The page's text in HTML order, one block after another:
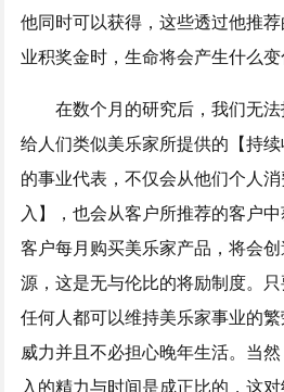
他同时可以获得，这些透过他推
业积奖金时，生命将会产生什么变
在数个月的研究后，我们无
给人们类似美乐家所提供的【持
的事业代表，不仅会从他们个人
入】，也会从客户所推荐的客户
客户每月购买美乐家产品，将会
源，这是无与伦比的将励制度。
任何人都可以维持美乐家事业的
威力并且不必担心晚年生活。当
入的精力与时间是成正比的，这